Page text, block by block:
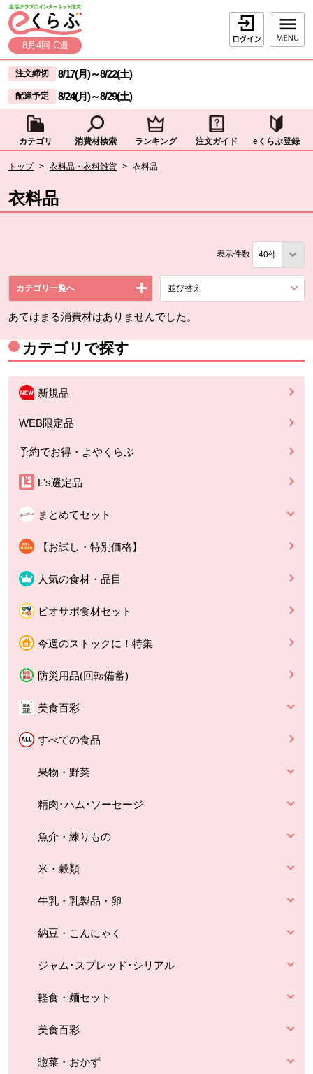
ページの先頭です。
本文へジャンプする。
8月4回 C週
ログイン
ここからサイト内共通メニューです。
サイト内共通メニューをスキップする
注文締切 8/17(月)～8/22(土)
配達予定 8/24(月)～8/29(土)
カテゴリ 消費材検索 ランキング 注文ガイド eくらぶ登録
トップ > 衣料品・衣料雑貨 > 衣料品
衣料品
表示件数
カテゴリ一覧へ 並び替え
あてはまる消費材はありませんでした。
カテゴリで探す
新規品
WEB限定品
予約でお得・よやくらぶ
L's選定品
まとめてセット
【お試し・特別価格】
人気の食材・品目
ビオサポ食材セット
今週のストックに！特集
防災用品(回転備蓄)
美食百彩
すべての食品
果物・野菜
精肉･ハム･ソーセージ
魚介・練りもの
米・穀類
牛乳・乳製品・卵
納豆・こんにゃく
ジャム･スプレッド･シリアル
軽食・麺セット
美食百彩
惣菜・おかず